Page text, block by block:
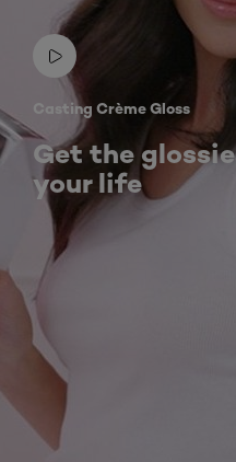
Casting Crème Gloss
Get the
your life